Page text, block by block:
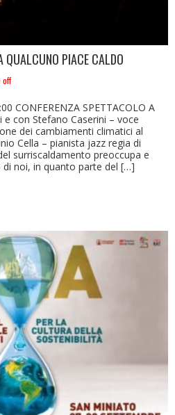
QUALCUNO PIACE CALDO
off
CONFERENZA SPETTACOLO A
e con Stefano Caserini – voce
dei cambiamenti climatici al
Cella – pianista jazz regia di
surriscaldamento preoccupa e
noi, in quanto parte del […]